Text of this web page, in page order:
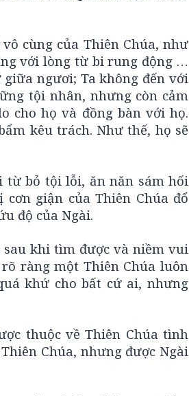
cùng của Thiên Chúa, như
với lòng từ bi rung động …
ngươi; Ta không đến với
tội nhân, nhưng còn cảm
cho họ và đồng bàn với họ.
kêu trách. Như thế, họ sẽ
bỏ tội lỗi, ăn năn sám hối
giận của Thiên Chúa đổ
độ của Ngài.
khi tìm được và niềm vui
ràng một Thiên Chúa luôn
khứ cho bất cứ ai, nhưng
thuộc về Thiên Chúa tình
Chúa, nhưng được Ngài